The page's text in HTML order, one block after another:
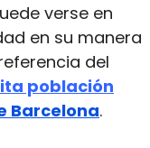
verse en
en su manera
del
población
Barcelona.